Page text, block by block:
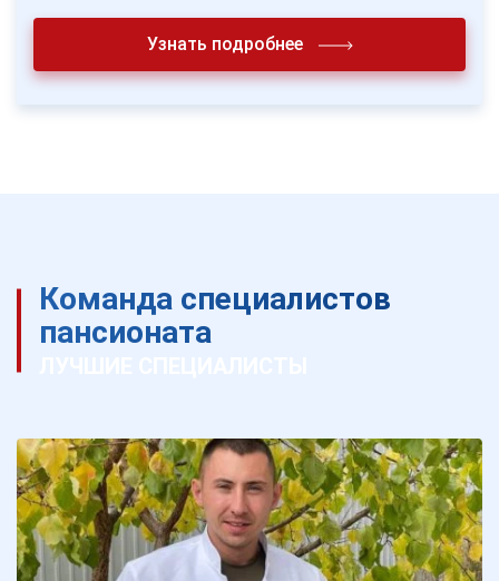
Узнать подробнее
Команда специалистов
пансионата
Герасимов Олег Константинович
Должность:
руководитель пансионата
Специализация:
управление персоналом